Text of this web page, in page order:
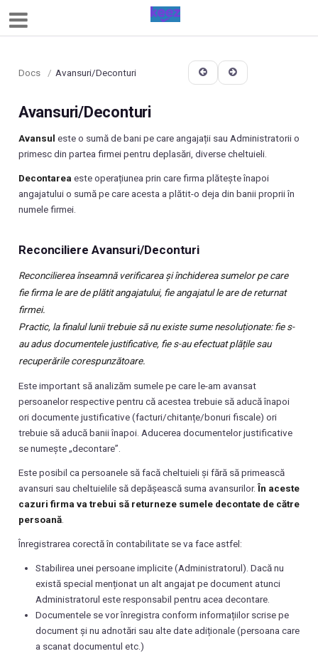
Docs / Avansuri/Deconturi
Avansuri/Deconturi
Avansul este o sumă de bani pe care angajații sau Administratorii o
primesc din partea firmei pentru deplasări, diverse cheltuieli.
Decontarea este operațiunea prin care firma plătește înapoi
angajatului o sumă pe care acesta a plătit-o deja din banii proprii în
numele firmei.
Reconciliere Avansuri/Deconturi
Reconcilierea înseamnă verificarea și închiderea sumelor pe care
fie firma le are de plătit angajatului, fie angajatul le are de returnat
firmei.
Practic, la finalul lunii trebuie să nu existe sume nesoluționate: fie s-
au adus documentele justificative, fie s-au efectuat plățile sau
recuperările corespunzătoare.
Este important să analizăm sumele pe care le-am avansat
persoanelor respective pentru că acestea trebuie să aducă înapoi
ori documente justificative (facturi/chitanțe/bonuri fiscale) ori
trebuie să aducă banii înapoi. Aducerea documentelor justificative
se numește „decontare”.
Este posibil ca persoanele să facă cheltuieli și fără să primească
avansuri sau cheltuielile să depășească suma avansurilor.În aceste
cazuri firma va trebui să returneze sumele decontate de către
persoană.
Înregistrarea corectă în contabilitate se va face astfel:
Stabilirea unei persoane implicite (Administratorul). Dacă nu
există special menționat un alt angajat pe document atunci
Administratorul este responsabil pentru acea decontare.
Documentele se vor înregistra conform informațiilor scrise pe
document și nu adnotări sau alte date adiționale (persoana care
a scanat documentul etc.)